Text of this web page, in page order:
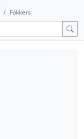
Fokkers